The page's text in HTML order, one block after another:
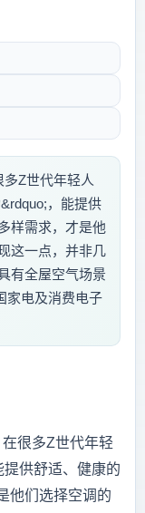
Z世代年轻人
，能提供
样需求，才是他
这一点，并非几
有全屋空气场景
电及消费电子
很多Z世代年轻
提供舒适、健康的
他们选择空调的